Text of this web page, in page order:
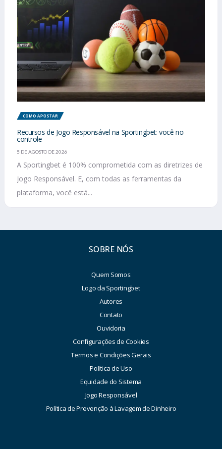
COMO APOSTAR
Recursos de Jogo Responsável na Sportingbet: você no
controle
5 DE AGOSTO DE 2026
A Sportingbet é 100% comprometida com as diretrizes de
Jogo Responsável. E, com todas as ferramentas da
plataforma, você está...
SOBRE NÓS
Quem Somos
Logo da Sportingbet
Autores
Contato
Ouvidoria
Configurações de Cookies
Termos e Condições Gerais
Política de Uso
Equidade do Sistema
Jogo Responsável
Política de Prevenção à Lavagem de Dinheiro